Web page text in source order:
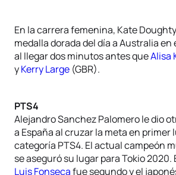
En la carrera femenina, Kate
medalla dorada del día a Australia en
al llegar dos minutos antes queAlisa
yKerry Large (GBR).
PTS4
Alejandro Sanchez Palomero le dio
a España al cruzar la meta en primer
categoría PTS4. El actual campeón
se aseguró su lugar para Tokio 2020.
Luis Fonsecafue segundo y el